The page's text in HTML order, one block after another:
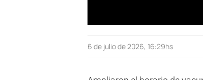
6 de julio de 2026, 16:29hs